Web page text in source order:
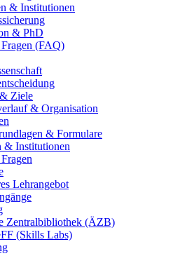
& Institutionen
& PhD
(FAQ)
Ziele
& Organisation
& Formulare
& Institutionen
Lehrangebot
Zentralbibliothek (ÄZB)
(Skills Labs)